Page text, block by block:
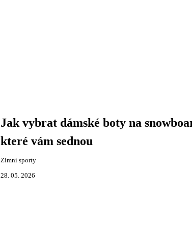
Jak vybrat dámské boty na
které vám sednou
Zimní sporty
28. 05. 2026